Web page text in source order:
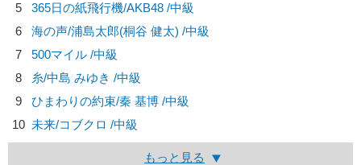
5
365日の紙飛行機/AKB48 /中級
6
海の声/浦島太郎(桐谷 健太) /中級
7
500マイル /中級
8
糸/中島 みゆき /中級
9
ひまわりの約束/秦 基博 /中級
10 未来/コブクロ /中級
もっと見る